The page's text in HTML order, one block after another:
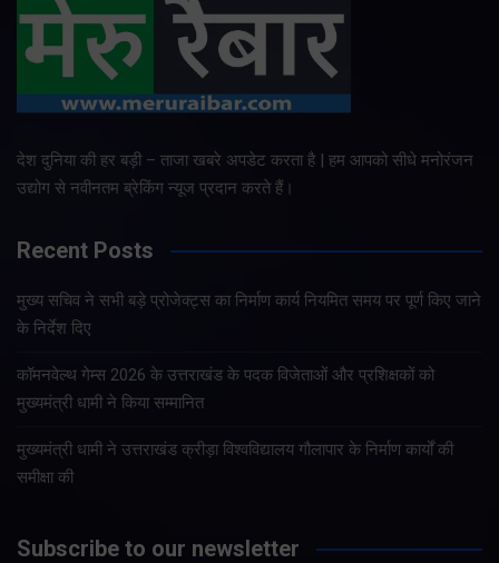
देश दुनिया की हर बड़ी – ताजा खबरे अपडेट करता है | हम आपको सीधे मनोरंजन
उद्योग से नवीनतम ब्रेकिंग न्यूज प्रदान करते हैं।
Recent Posts
मुख्य सचिव ने सभी बड़े प्रोजेक्ट्स का निर्माण कार्य नियमित समय पर पूर्ण किए जाने
के निर्देश दिए
कॉमनवेल्थ गेम्स 2026 के उत्तराखंड के पदक विजेताओं और प्रशिक्षकों को
मुख्यमंत्री धामी ने किया सम्मानित
मुख्यमंत्री धामी ने उत्तराखंड क्रीड़ा विश्वविद्यालय गौलापार के निर्माण कार्यों की
समीक्षा की
Subscribe to our newsletter